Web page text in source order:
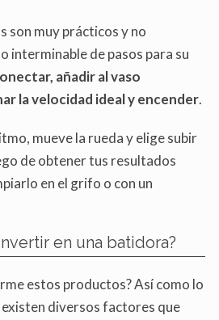
son muy prácticos y no
interminable de pasos para su
añadir al vaso
la velocidad ideal y encender.
mueve la rueda y elige subir
de obtener tus resultados
en el grifo o con un
en una batidora?
estos productos? Así como lo
existen diversos factores que